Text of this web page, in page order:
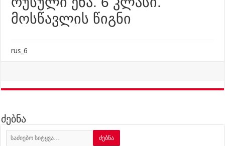
მოსწავლის წიგნი
rus_6
ძებნა